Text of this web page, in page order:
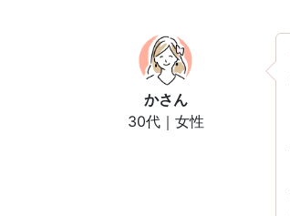
かさん
30代｜女性